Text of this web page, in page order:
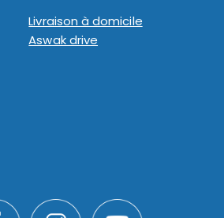
Livraison à domicile
Aswak drive